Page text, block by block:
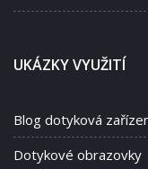
UKÁZKY VYUŽITÍ
Blog dotyková
Dotykové obrazovky